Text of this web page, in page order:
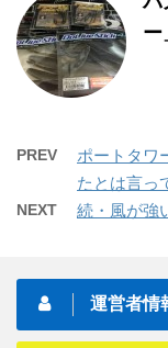
ー
PREV
ポートタワ
たとは言っ
NEXT 続・風が強
運営者情